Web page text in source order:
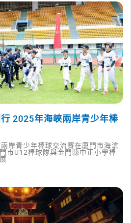
2025年海峽兩岸青少年棒
岸青少年棒球交流賽在廈門市海滄
市U12棒球隊與金門縣中正小學棒